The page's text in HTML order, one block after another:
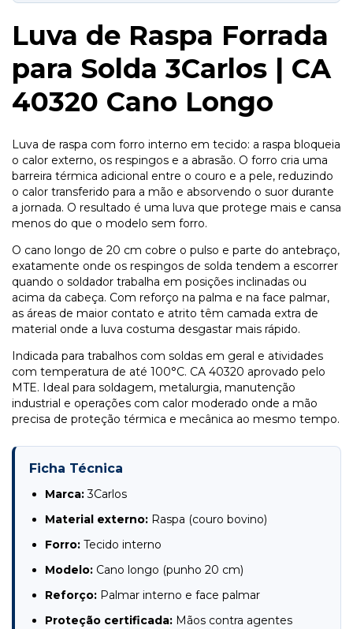
Luva de Raspa Forrada
para Solda 3Carlos | CA
40320 Cano Longo
Luva de raspa com forro interno em tecido: a raspa bloqueia
o calor externo, os respingos e a abrasão. O forro cria uma
barreira térmica adicional entre o couro e a pele, reduzindo
o calor transferido para a mão e absorvendo o suor durante
a jornada. O resultado é uma luva que protege mais e cansa
menos do que o modelo sem forro.
O cano longo de 20 cm cobre o pulso e parte do antebraço,
exatamente onde os respingos de solda tendem a escorrer
quando o soldador trabalha em posições inclinadas ou
acima da cabeça. Com reforço na palma e na face palmar,
as áreas de maior contato e atrito têm camada extra de
material onde a luva costuma desgastar mais rápido.
Indicada para trabalhos com soldas em geral e atividades
com temperatura de até 100°C. CA 40320 aprovado pelo
MTE. Ideal para soldagem, metalurgia, manutenção
industrial e operações com calor moderado onde a mão
precisa de proteção térmica e mecânica ao mesmo tempo.
Ficha Técnica
Marca:3Carlos
Material externo: Raspa (couro bovino)
Forro: Tecido interno
Modelo: Cano longo (punho 20 cm)
Reforço: Palmar interno e face palmar
Proteção certificada: Mãos contra agentes